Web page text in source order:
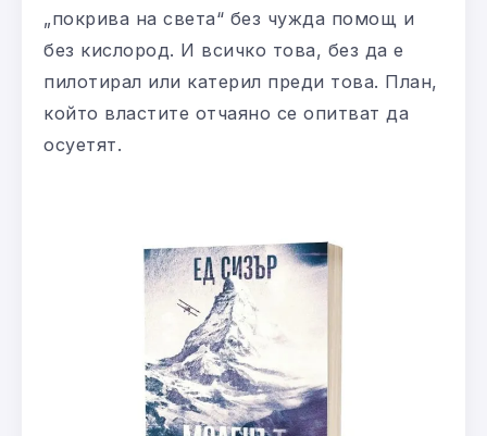
„покрива на света“ без чужда помощ и
без кислород. И всичко това, без да е
пилотирал или катерил преди това. План,
който властите отчаяно се опитват да
осуетят.